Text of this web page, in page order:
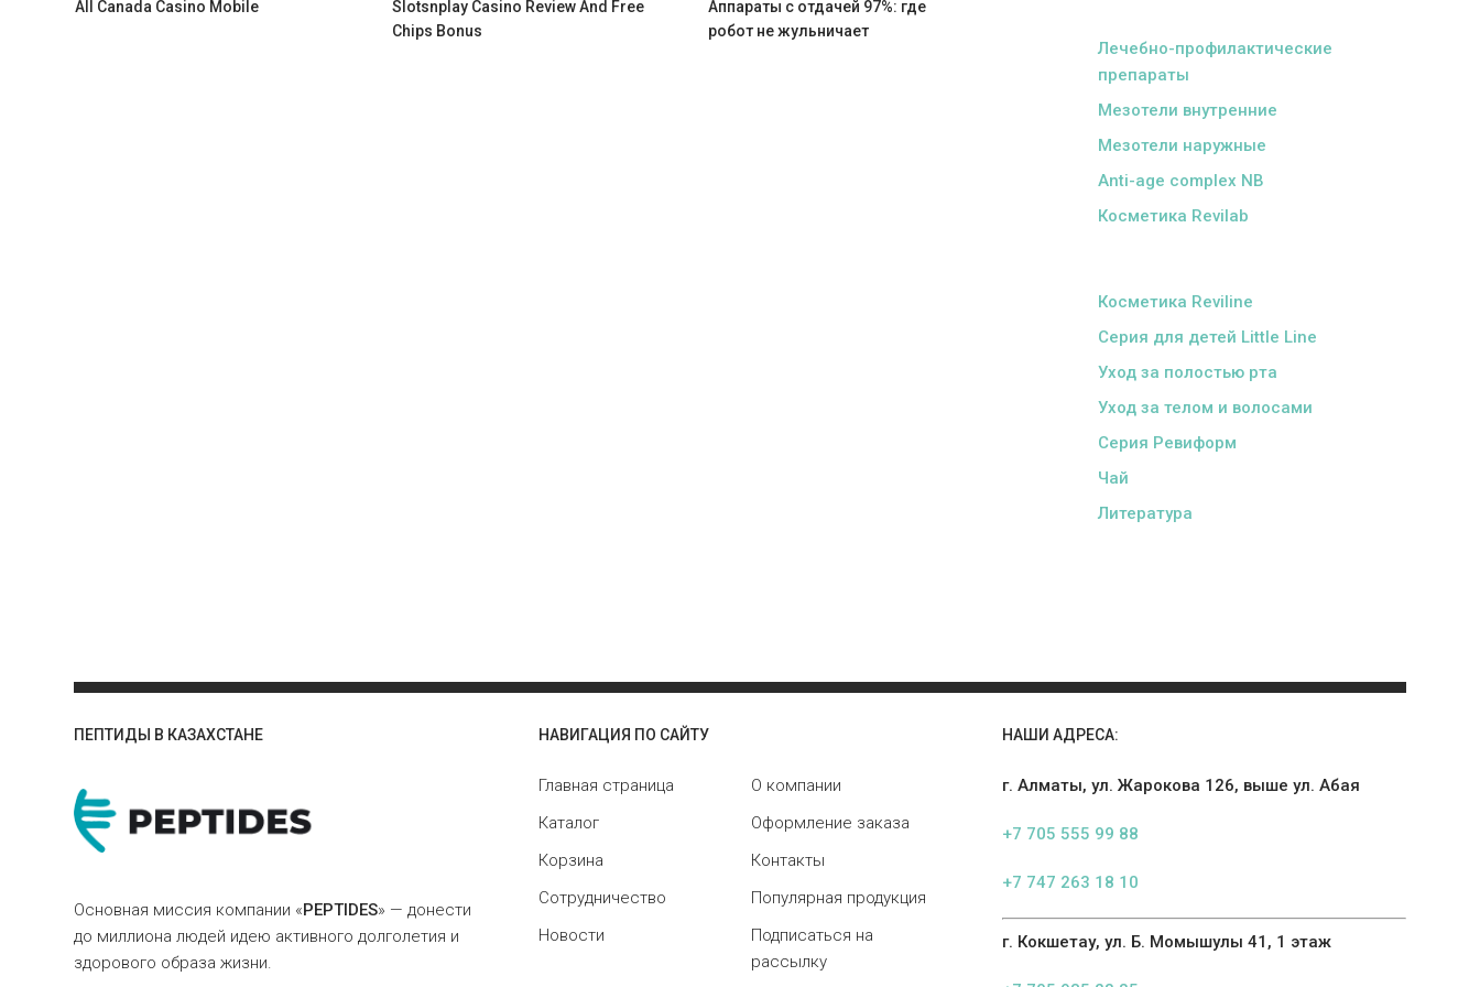
All Canada Casino Mobile
Slotsnplay Casino Review And Free
Chips Bonus
Аппараты с отдачей 97%: где
робот не жульничает
Лечебно-профилактические
препараты
Мезотели внутренние
Мезотели наружные
Anti-age complex NB
Косметика Revilab
Косметика Reviline
Серия для детей Little Line
Уход за полостью рта
Уход за телом и волосами
Серия Ревиформ
Чай
Литература
ПЕПТИДЫ В КАЗАХСТАНЕ
Основная миссия компании «PEPTIDES» — донести
до миллиона людей идею активного долголетия и
здорового образа жизни.
НАВИГАЦИЯ ПО САЙТУ
Главная страница
О компании
Каталог
Оформление заказа
Корзина
Контакты
Сотрудничество
Популярная продукция
Новости
Подписаться на
рассылку
НАШИ АДРЕСА:
г. Алматы, ул. Жарокова 126, выше ул. Абая
+7 705 555 99 88
+7 747 263 18 10
г. Кокшетау, ул. Б. Момышулы 41, 1 этаж